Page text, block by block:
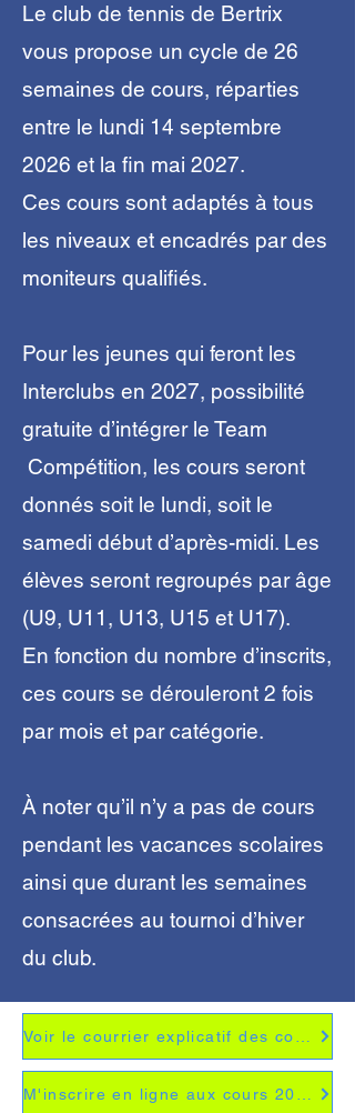
Le club de tennis de Bertrix
vous propose un cycle de 26
semaines de cours, réparties
entre le lundi 14 septembre
2026 et la fin mai 2027.
Ces cours sont adaptés à tous
les niveaux et encadrés par des
moniteurs qualifiés.
Pour les jeunes qui feront les
Interclubs en 2027, possibilité
gratuite d’intégrer le Team
Compétition, les cours seront
donnés soit le lundi, soit le
samedi début d’après-midi. Les
élèves seront regroupés par âge
(U9, U11, U13, U15 et U17).
En fonction du nombre d’inscrits,
ces cours se dérouleront 2 fois
par mois et par catégorie.
À noter qu’il n’y a pas de cours
pendant les vacances scolaires
ainsi que durant les semaines
consacrées au tournoi d’hiver
du club.